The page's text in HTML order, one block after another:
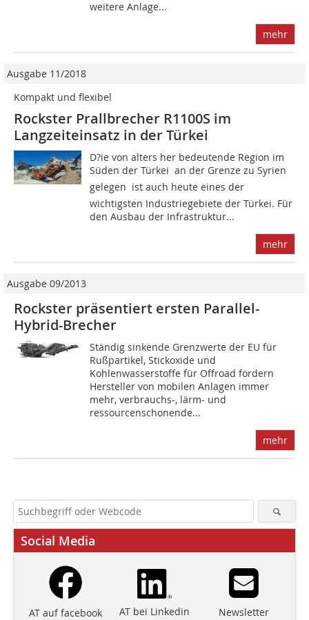
weitere Anlage...
mehr
Ausgabe 11/2018
Kompakt und flexibel
Rockster Prallbrecher R1100S im
Langzeiteinsatz in der Türkei
D?ie von alters her bedeutende Region im
Süden der Türkei  an der Grenze zu Syrien
gelegen  ist auch heute eines der
wichtigsten Industriegebiete der Türkei. Für
den Ausbau der Infrastruktur...
mehr
Ausgabe 09/2013
Rockster präsentiert ersten Parallel-
Hybrid-Brecher
Ständig sinkende Grenzwerte der EU für
Rußpartikel, Stickoxide und
Kohlenwasserstoffe für Offroad fordern
Hersteller von mobilen Anlagen immer
mehr, verbrauchs-, lärm- und
ressourcenschonende...
mehr
Social Media
AT auf facebook AT bei Linkedin Newsletter